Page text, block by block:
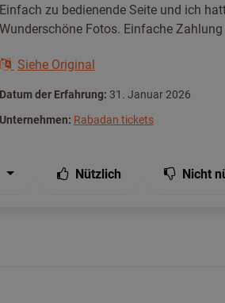
zu bedienende Seite und ich
Fotos. Einfache
Siehe Original
der Erfahrung: 31. Januar 2026
Rabadan tickets
Nützlich Nicht